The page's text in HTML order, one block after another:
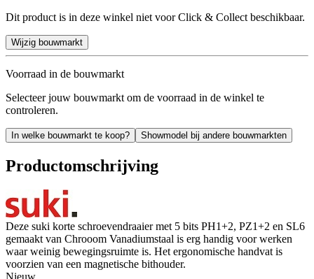
Dit product is in deze winkel niet voor Click & Collect beschikbaar.
Wijzig bouwmarkt
Voorraad in de bouwmarkt
Selecteer jouw bouwmarkt om de voorraad in de winkel te
controleren.
In welke bouwmarkt te koop? Showmodel bij andere bouwmarkten
Productomschrijving
Deze suki korte schroevendraaier met 5 bits PH1+2, PZ1+2 en SL6
gemaakt van Chrooom Vanadiumstaal is erg handig voor werken
waar weinig bewegingsruimte is. Het ergonomische handvat is
voorzien van een magnetische bithouder.
Nieuw